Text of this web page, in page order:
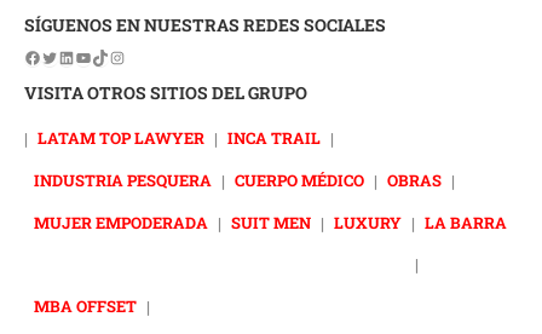
SÍGUENOS EN NUESTRAS REDES SOCIALES
VISITA OTROS SITIOS DEL GRUPO
| LATAM TOP LAWYER | INCA TRAIL |
INDUSTRIA PESQUERA | CUERPO MÉDICO | OBRAS |
MUJER EMPODERADA | SUIT MEN | LUXURY | LA BARRA
|
MBA OFFSET |